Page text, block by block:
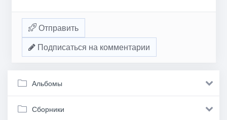
Отправить
Подписаться на комментарии
Альбомы
Сборники